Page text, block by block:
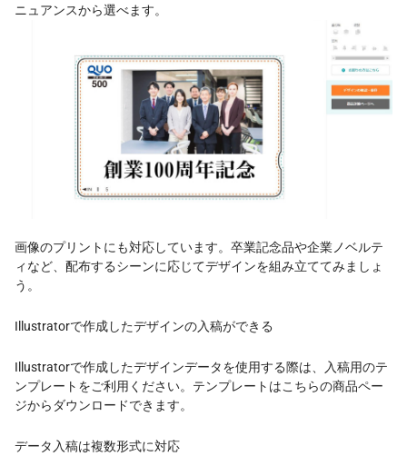
ニュアンスから選べます。
画像のプリントにも対応しています。卒業記念品や企業ノベルテ
ィなど、配布するシーンに応じてデザインを組み立ててみましょ
う。
Illustratorで作成したデザインの入稿ができる
Illustratorで作成したデザインデータを使用する際は、入稿用のテ
ンプレートをご利用ください。テンプレートはこちらの商品ペー
ジからダウンロードできます。
データ入稿は複数形式に対応